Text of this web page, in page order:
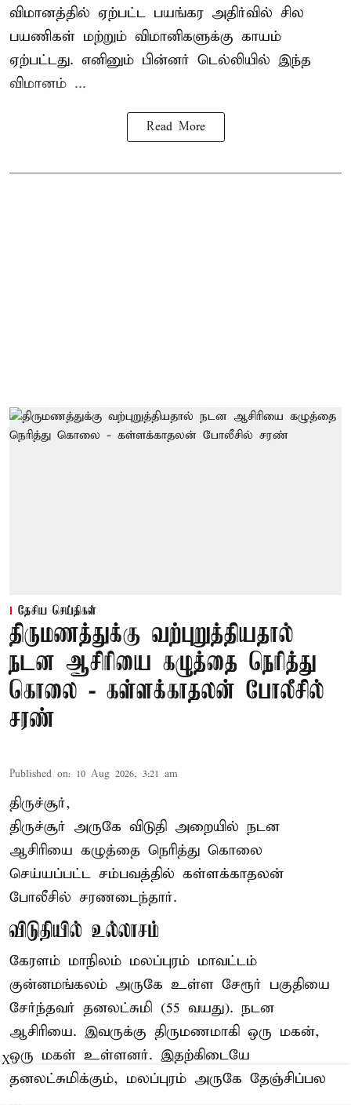
விமானத்தில் ஏற்பட்ட பயங்கர அதிர்வில் சில
பயணிகள் மற்றும் விமானிகளுக்கு காயம்
ஏற்பட்டது. எனினும் பின்னர் டெல்லியில் இந்த
விமானம் ...
Read More
தேசிய செய்திகள்
திருமணத்துக்கு வற்புறுத்தியதால்
நடன ஆசிரியை கழுத்தை நெரித்து
கொலை - கள்ளக்காதலன் போலீசில்
சரண்
Published on: 10 Aug 2026, 3:21 am
திருச்சூர்,
திருச்சூர் அருகே விடுதி அறையில் நடன
ஆசிரியை கழுத்தை நெரித்து கொலை
செய்யப்பட்ட சம்பவத்தில் கள்ளக்காதலன்
போலீசில் சரணடைந்தார்.
விடுதியில் உல்லாசம்
கேரளம் மாநிலம் மலப்புரம் மாவட்டம்
குன்னமங்கலம் அருகே உள்ள சேரூர் பகுதியை
சேர்ந்தவர் தனலட்சுமி (55 வயது). நடன
ஆசிரியை. இவருக்கு திருமணமாகி ஒரு மகன்,
ஒரு மகள் உள்ளனர். இதற்கிடையே
தனலட்சுமிக்கும், மலப்புரம் அருகே தேஞ்சிப்பல
X